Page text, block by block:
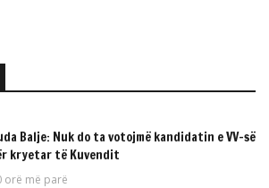
Balje: Nuk do ta votojmë kandidatin e VV-së
kryetar të Kuvendit
orë më parë